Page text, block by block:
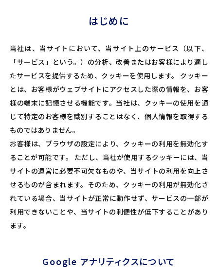
はじめに
当社は、当サイトにおいて、当サイト上のサービス（以下、
「サービス」という。）の分析、改善またはお客様により適し
たサービスを提供するため、クッキーを使用します。 クッキー
とは、お客様がウェブサイトにアクセスした際の情報を、お客
様の端末に記憶させる機能です。当社は、クッキーの使用を通
じて特定のお客様を識別することはなく、個人情報を取得する
ものではありません。
お客様は、ブラウザの設定により、クッキーの利用を無効化す
ることが可能です。 ただし、当社が使用するクッキーには、当
サイトの運営に必要不可欠なものや、当サイトの利用を向上さ
せるものが含まれます。そのため、クッキーの利用が無効化さ
れている場合、当サイトが正常に動作せず、サービスの一部が
利用できないことや、当サイトの利便性が低下することがあり
ます。
Google アナリティクスについて